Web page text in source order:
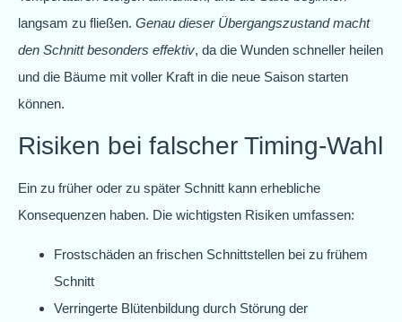
langsam zu fließen. Genau dieser Übergangszustand macht
den Schnitt besonders effektiv, da die Wunden schneller heilen
und die Bäume mit voller Kraft in die neue Saison starten
können.
Risiken bei falscher Timing-Wahl
Ein zu früher oder zu später Schnitt kann erhebliche
Konsequenzen haben. Die wichtigsten Risiken umfassen:
Frostschäden an frischen Schnittstellen bei zu frühem
Schnitt
Verringerte Blütenbildung durch Störung der